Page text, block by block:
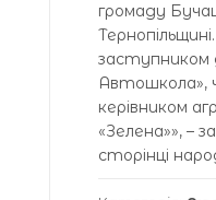
громаду
заступником
Автошкола»,
керівником
«Зелена»», –
сторінці